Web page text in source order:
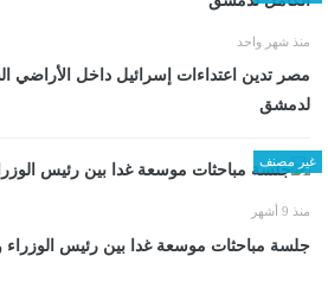
منذ شهر واحد
مصر تدين اعتداءات إسرائيل داخل الأراضي
لدمشق
غير مصنف
منذ 9 أشهر
جلسة مباحثات موسعة غدا بين رئيس الوزراء